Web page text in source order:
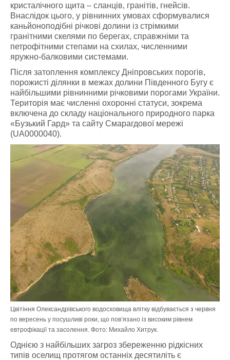
кристалічного щита – сланців, гранітів, гнейсів.
Внаслідок цього, у рівнинних умовах сформувалися
каньйоноподібні річкові долини із стрімкими
гранітними скелями по берегах, справжніми та
петрофітними степами на схилах, численними
яружно-балковими системами.
Після затоплення комплексу Дніпровських порогів,
порожисті ділянки в межах долини Південного Бугу є
найбільшими рівнинними річковими порогами України.
Територія має численні охоронні статуси, зокрема
включена до складу національного природного парка
«Бузький Гард» та сайту Смарагдової мережі
(UA0000040).
Цвітіння Олександрівського водосховища влітку відбувається з червня
по вересень у посушливі роки, що пов’язано із високим рівнем
евтрофікації та засолення. Фото: Михайло Хитрук.
Однією з найбільших загроз збереженню рідкісних
типів оселищ протягом останніх десятиліть є